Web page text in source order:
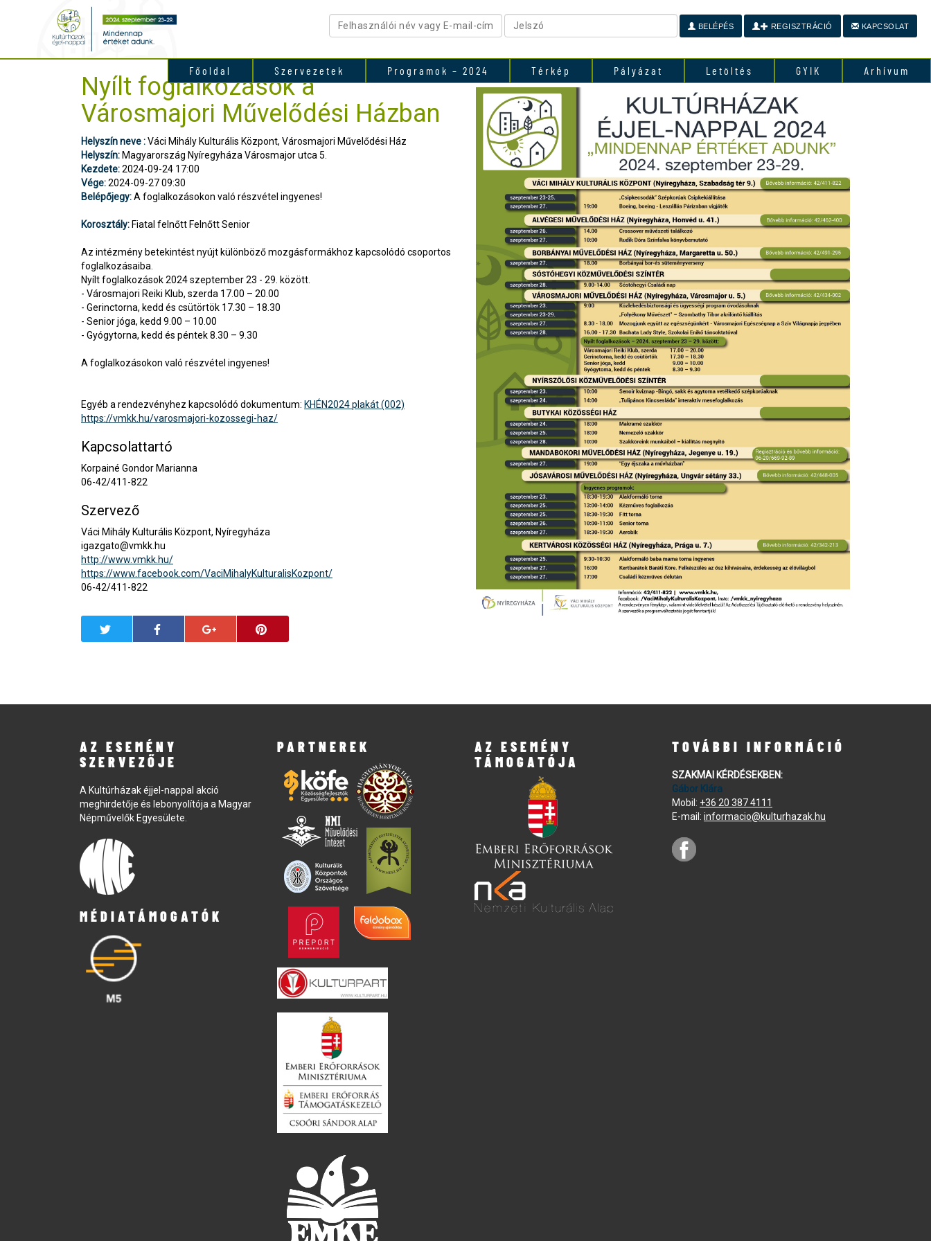
Főoldal Szervezetek Programok – 2024 Térkép Pályázat Letöltés GYIK Arhívum
BELÉPÉS REGISZTRÁCIÓ KAPCSOLAT
Nyílt foglalkozások a
Városmajori Művelődési Házban
Helyszín neve :Váci Mihály Kulturális Központ, Városmajori Művelődési Ház
Helyszín: Magyarország Nyíregyháza Városmajor utca 5.
Kezdete:2024-09-24 17:00
Vége:2024-09-27 09:30
Belépőjegy:A foglalkozásokon való részvétel ingyenes!
Korosztály: Fiatal felnőtt Felnőtt Senior
Az intézmény betekintést nyújt különböző mozgásformákhoz kapcsolódó csoportos
foglalkozásaiba.
Nyílt foglalkozások 2024 szeptember 23 - 29. között.
- Városmajori Reiki Klub, szerda 17.00 – 20.00
- Gerinctorna, kedd és csütörtök 17.30 – 18.30
- Senior jóga, kedd 9.00 – 10.00
- Gyógytorna, kedd és péntek 8.30 – 9.30
A foglalkozásokon való részvétel ingyenes!
Egyéb a rendezvényhez kapcsolódó dokumentum: KHÉN2024 plakát (002)
https://vmkk.hu/varosmajori-kozossegi-haz/
Kapcsolattartó
Korpainé Gondor Marianna
06-42/411-822
Szervező
Váci Mihály Kulturális Központ, Nyíregyháza
igazgato@vmkk.hu
http://www.vmkk.hu/
https://www.facebook.com/VaciMihalyKulturalisKozpont/
06-42/411-822
AZ ESEMÉNY
SZERVEZŐJE
A Kultúrházak éjjel-nappal akció
meghirdetője és lebonyolítója a Magyar
Népművelők Egyesülete.
MÉDIATÁMOGATÓK
PARTNEREK
AZ ESEMÉNY
TÁMOGATÓJA
TOVÁBBI INFORMÁCIÓ
SZAKMAI KÉRDÉSEKBEN:
Gábor Klára
Mobil: +36 20 387 4111
E-mail: informacio@kulturhazak.hu